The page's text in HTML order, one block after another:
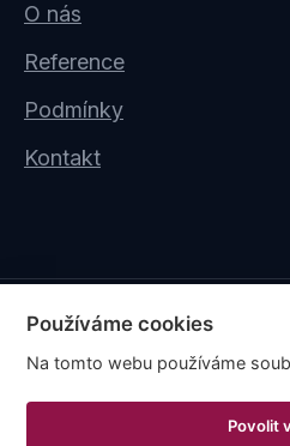
O nás
Reference
Podmínky
Kontakt
Tvorba webu
Používáme cookies
Na tomto webu používáme
Povolit